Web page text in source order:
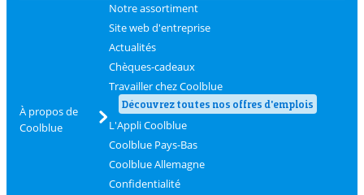
À propos de
Coolblue
Notre assortiment
Site web d'entreprise
Actualités
Chèques-cadeaux
Travailler chez Coolblue
Découvrez toutes nos offres d'emplois
L'Appli Coolblue
Coolblue Pays-Bas
Coolblue Allemagne
Confidentialité